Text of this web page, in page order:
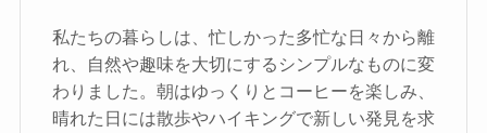
私たちの暮らしは、忙しかった多忙な日々から離
れ、自然や趣味を大切にするシンプルなものに変
わりました。朝はゆっくりとコーヒーを楽しみ、
晴れた日には散歩やハイキングで新しい発見を求